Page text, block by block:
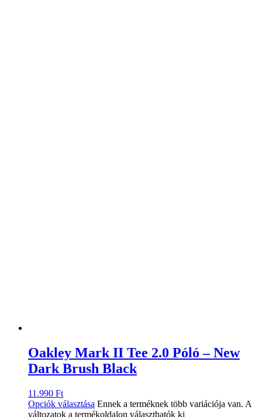
Oakley Mark II Tee 2.0 Póló – New
Dark Brush Black
11.990 Ft
Opciók választása Ennek a terméknek több variációja van. A
változatok a termékoldalon választhatók ki